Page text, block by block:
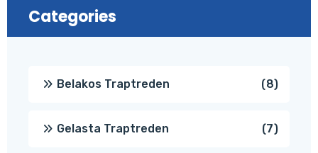
Categories
Belakos Traptreden 88
Gelasta Traptreden 77